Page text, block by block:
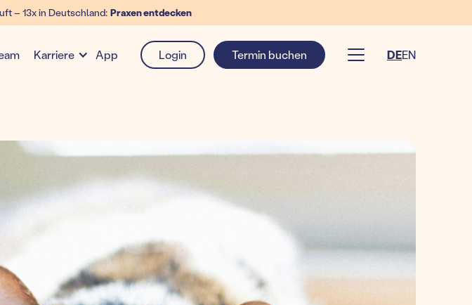
– 13x in Deutschland: Praxen entdecken
Karriere App Login Termin buchen DEEN